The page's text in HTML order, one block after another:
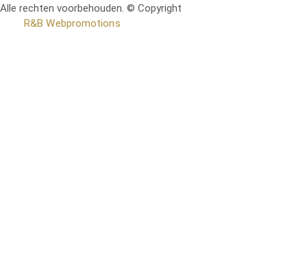
Alle rechten voorbehouden. © Copyright
R&B Webpromotions